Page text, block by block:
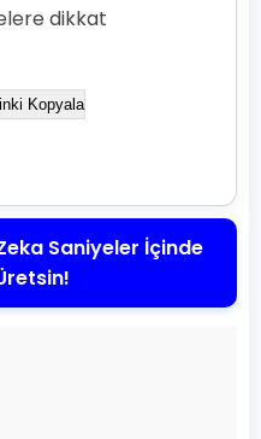
dikkat
Kopyala
Saniyeler İçinde